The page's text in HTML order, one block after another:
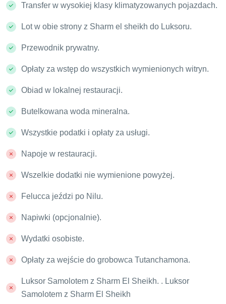
Transfer w wysokiej klasy klimatyzowanych pojazdach.
Lot w obie strony z Sharm el sheikh do Luksoru.
Przewodnik prywatny.
Opłaty za wstęp do wszystkich wymienionych witryn.
Obiad w lokalnej restauracji.
Butelkowana woda mineralna.
Wszystkie podatki i opłaty za usługi.
Napoje w restauracji.
Wszelkie dodatki nie wymienione powyżej.
Felucca jeździ po Nilu.
Napiwki (opcjonalnie).
Wydatki osobiste.
Opłaty za wejście do grobowca Tutanchamona.
Luksor Samolotem z Sharm El Sheikh. . Luksor
Samolotem z Sharm El Sheikh